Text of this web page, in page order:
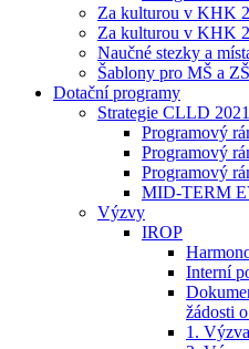
Za kulturou v KHK
Za kulturou v KHK
Naučné stezky a
Šablony pro MŠ a ZŠ
Dotační programy
Strategie CLLD
Programový
Programový
Programový
MID-TERM
Výzvy
IROP
Interní
žádosti
1.